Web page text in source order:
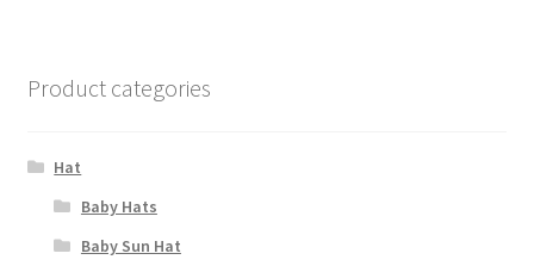
Product categories
Hat
Baby Hats
Baby Sun Hat